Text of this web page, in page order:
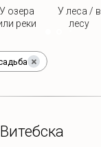
У озера
реки
У леса / в
лесу